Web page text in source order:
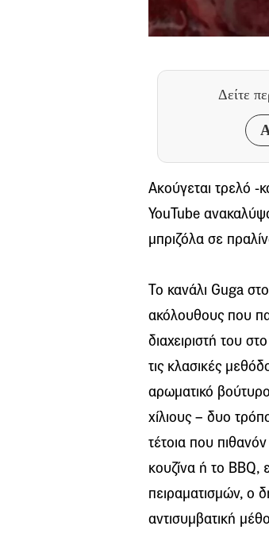
Δείτε
Ακούγεται τρελό -
YouTube
μπριζόλα σε
Το κανάλι Guga
ακόλουθους που
διαχειριστή του
τις κλασικές
αρωματικό
χίλιους – δυο
τέτοια που
κουζίνα ή το BBQ,
πειραματισμών, ο
αντισυμβατική